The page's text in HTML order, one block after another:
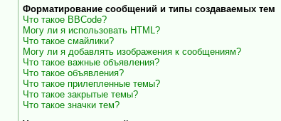
Форматирование сообщений и типы создаваемых тем
Что такое BBCode?
Могу ли я использовать HTML?
Что такое смайлики?
Могу ли я добавлять изображения к сообщениям?
Что такое важные объявления?
Что такое объявления?
Что такое прилепленные темы?
Что такое закрытые темы?
Что такое значки тем?